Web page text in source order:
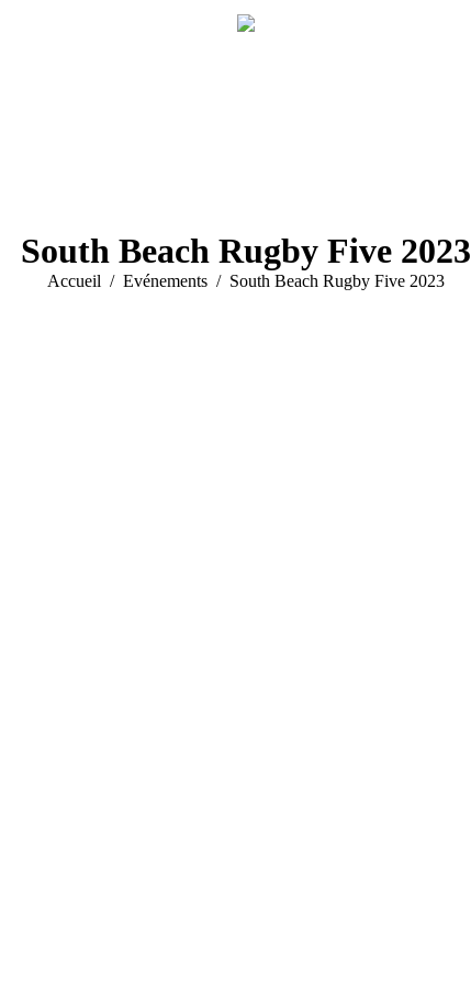
South Beach Rugby Five 2023
Vous êtes ici :
Accueil Evénements South Beach Rugby Five 2023